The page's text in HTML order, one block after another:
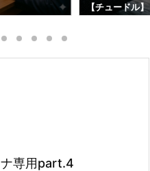
【チュードル】
ナ専用part.4